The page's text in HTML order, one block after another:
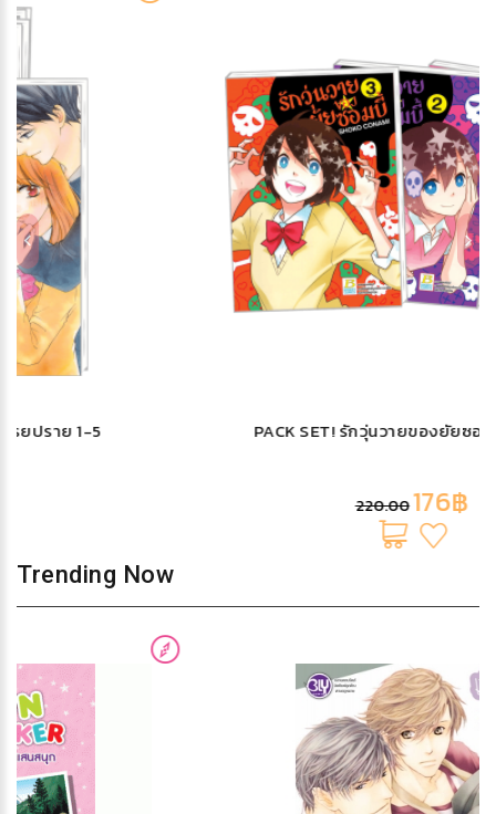
PACK SET! รักวุ่นวายของยัยซอมบี้ 1-3 (จบ)
Trending Now